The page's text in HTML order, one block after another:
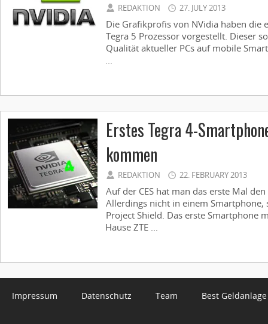
REDAKTION 27. JULY 2013
Die Grafikprofis von NVidia haben die
Tegra 5 Prozessor vorgestellt. Dieser
Qualität aktueller PCs auf mobile
...
Erstes Tegra 4-
kommen
REDAKTION 22. FEBRUARY 2013
Auf der CES hat man das erste Mal
Allerdings nicht in einem Smartphone,
Project Shield. Das erste Smartphone
Hause ZTE ...
Impressum Datenschutz Team Best Geldanlage